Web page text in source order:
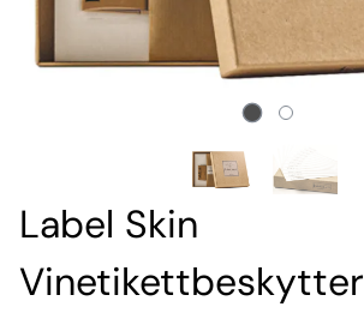
Label Skin
Vinetikettbeskytter